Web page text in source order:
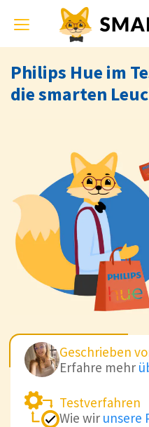
Toggle
navigation
Philips Hue im
die smarten
Geschrieben
Erfahre mehr
Testverfahren
Wie wir unsere